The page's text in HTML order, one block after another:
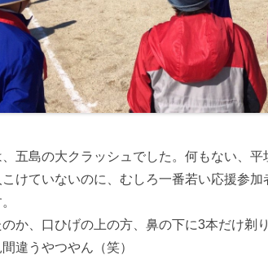
五島の大クラッシュでした。何もない、
けていないのに、むしろ一番若い応援参加
か、口ひげの上の方、鼻の下に3本だけ剃
違うやつやん（笑）